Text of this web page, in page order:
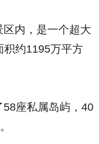
内，是一个超大
积约1195万平方
座私属岛屿，40